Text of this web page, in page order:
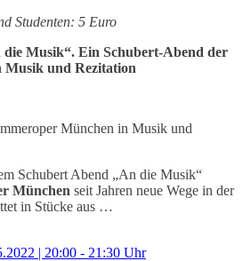
Studenten: 5 Euro
Musik“. Ein Schubert-Abend der
und Rezitation
München in Musik und
Schubert Abend „An die Musik“
München seit Jahren neue Wege in der
in Stücke aus …
| 20:00 - 21:30 Uhr